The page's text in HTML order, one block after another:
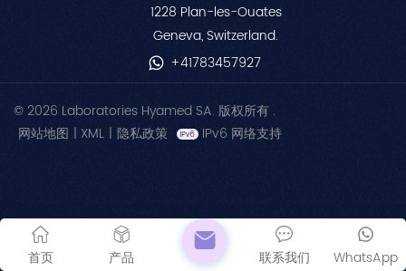
1228 Plan-les-Ouates
Geneva, Switzerland.
+41783457927
© 2026 Laboratories Hyamed SA. 版权所有 .
网站地图 | XML | 隐私政策 IPv6 网络支持
首页 产品 WhatsApp
联系我们